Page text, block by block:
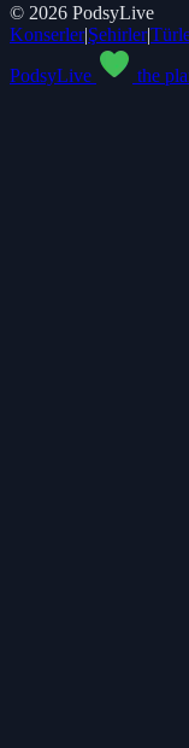
© 2026 PodsyLive
Konserler|Şehirler|
PodsyLive
the